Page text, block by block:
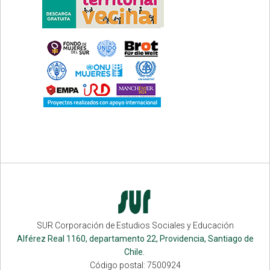
SUR Corporación de Estudios Sociales y Educación
Alférez Real 1160, departamento 22, Providencia, Santiago de
Chile.
Código postal: 7500924